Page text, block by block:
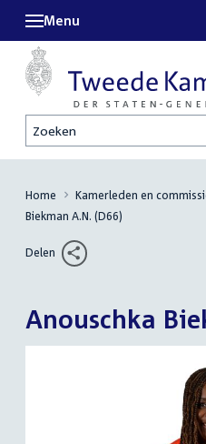
Zoeken
Menu
Home Kamerleden en
Biekman A.N. (D66)
Delen
Anouschka